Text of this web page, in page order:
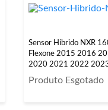
Sensor Híbrido NXR
Flexone 2015 2016
2020 2021 2022
Produto Esgotado